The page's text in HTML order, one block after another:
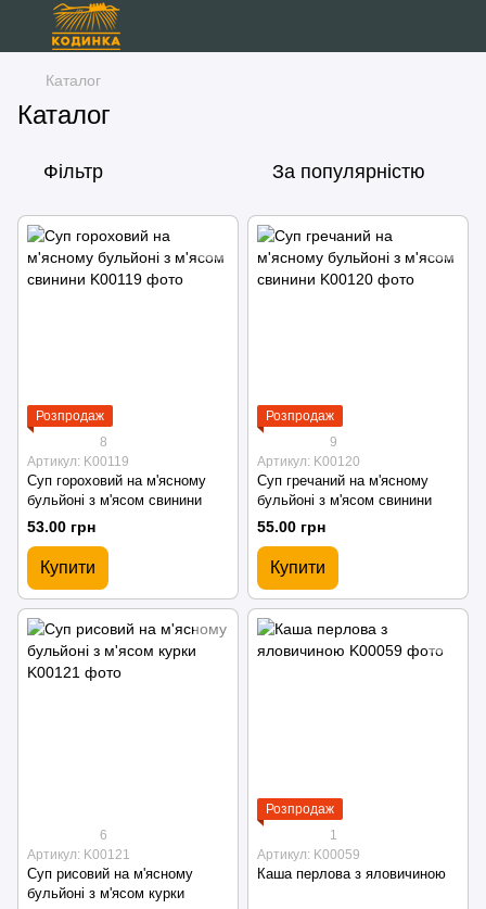
Каталог
Каталог
Фільтр За популярністю
Розпродаж
8
Артикул: K00119
Суп гороховий на м'ясному
бульйоні з м'ясом свинини
53.00 грн
Купити
Розпродаж
9
Артикул: K00120
Суп гречаний на м'ясному
бульйоні з м'ясом свинини
55.00 грн
Купити
6
Артикул: K00121
Суп рисовий на м'ясному
бульйоні з м'ясом курки
Розпродаж
1
Артикул: K00059
Каша перлова з яловичиною